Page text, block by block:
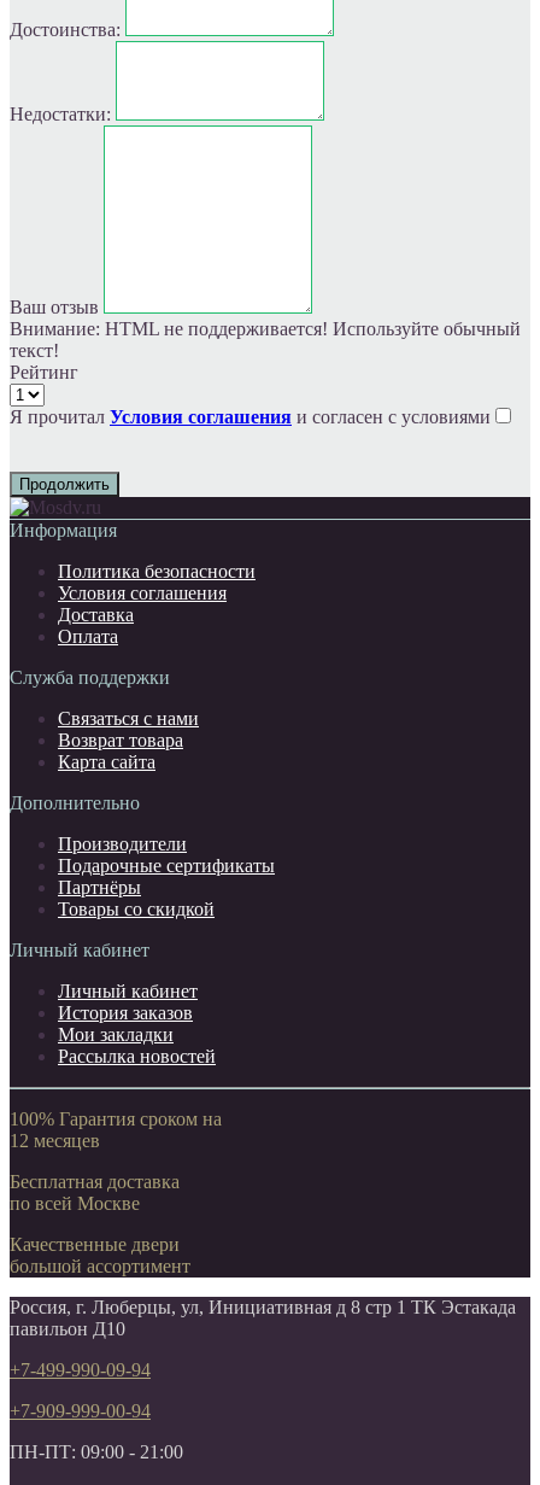
Достоинства:
Недостатки:
Ваш отзыв
Внимание: HTML не поддерживается! Используйте обычный
текст!
Рейтинг
Я прочитал Условия соглашения и согласен с условиями
Продолжить
Информация
Политика безопасности
Условия соглашения
Доставка
Оплата
Служба поддержки
Связаться с нами
Возврат товара
Карта сайта
Дополнительно
Производители
Подарочные сертификаты
Партнёры
Товары со скидкой
Личный кабинет
Личный кабинет
История заказов
Мои закладки
Рассылка новостей
100% Гарантия сроком на
12 месяцев
Бесплатная доставка
по всей Москве
Качественные двери
большой ассортимент
Россия, г. Люберцы, ул, Инициативная д 8 стр 1 ТК Эстакада
павильон Д10
+7-499-990-09-94
+7-909-999-00-94
ПН-ПТ: 09:00 - 21:00